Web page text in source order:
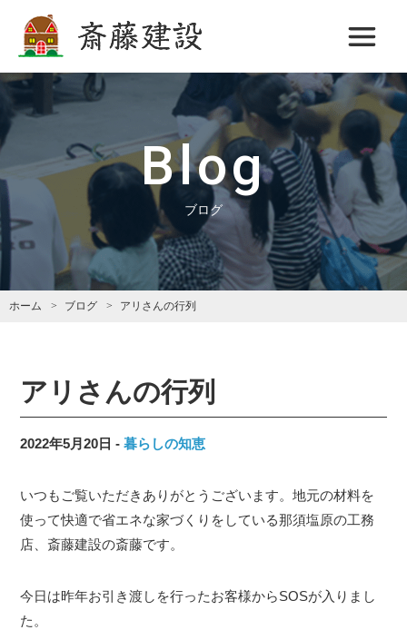
斎藤建設
Blog
ブログ
ホーム ブログ アリさんの行列
アリさんの行列
2022年5月20日 暮らしの知恵
いつもご覧いただきありがとうございます。地元の材料を
使って快適で省エネな家づくりをしている那須塩原の工務
店、斎藤建設の斎藤です。
今日は昨年お引き渡しを行ったお客様からSOSが入りまし
た。